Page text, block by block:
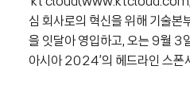
심 회사로의 혁신을 위해 기술본
을 잇달아 영입하고, 오는 9월 3
아시아2024’의 헤드라인 스폰